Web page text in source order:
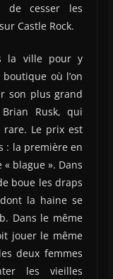
cesser les
Castle Rock.
la ville pour y
où l’on
son plus grand
Rusk, qui
Le prix est
: la première en
blague ». Dans
boue les draps
la haine se
Dans le même
jouer le même
deux femmes
les vieilles